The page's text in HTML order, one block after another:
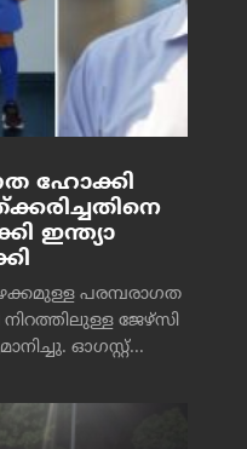
ഹോക്കി
ഇന്ത്യാ
പരമ്പരാഗത
നിറത്തിലുള്ള ജേഴ്‌സി
ഓഗസ്റ്റ്...